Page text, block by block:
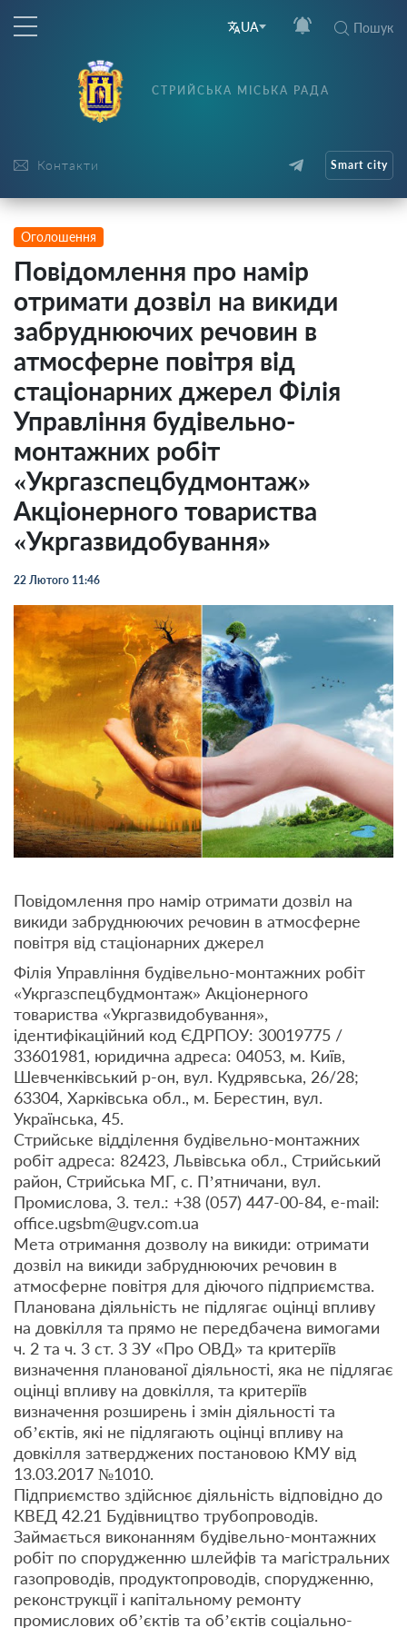
UA Пошук
Контакти
СТРИЙСЬКА МІСЬКА РАДА
Smart city
Оголошення
Повідомлення про намір
отримати дозвіл на викиди
забруднюючих речовин в
атмосферне повітря від
стаціонарних джерел Філія
Управління будівельно-
монтажних робіт
«Укргазспецбудмонтаж»
Акціонерного товариства
«Укргазвидобування»
22 Лютого 11:46
Повідомлення про намір отримати дозвіл на
викиди забруднюючих речовин в атмосферне
повітря від стаціонарних джерел
Філія Управління будівельно-монтажних робіт
«Укргазспецбудмонтаж» Акціонерного
товариства «Укргазвидобування»,
ідентифікаційний код ЄДРПОУ: 30019775 /
33601981, юридична адреса: 04053, м. Київ,
Шевченківський р-он, вул. Кудрявська, 26/28;
63304, Харківська обл., м. Берестин, вул.
Українська, 45.
Стрийське відділення будівельно-монтажних
робіт адреса: 82423, Львівська обл., Стрийський
район, Стрийська МГ, с. П’ятничани, вул.
Промислова, 3. тел.: +38 (057) 447-00-84, e-mail:
office.ugsbm@ugv.com.ua
Мета отримання дозволу на викиди: отримати
дозвіл на викиди забруднюючих речовин в
атмосферне повітря для діючого підприємства.
Планована діяльність не підлягає оцінці впливу
на довкілля та прямо не передбачена вимогами
ч. 2 та ч. 3 ст. 3 ЗУ «Про ОВД» та критеріїв
визначення планованої діяльності, яка не підлягає
оцінці впливу на довкілля, та критеріїв
визначення розширень і змін діяльності та
об’єктів, які не підлягають оцінці впливу на
довкілля затверджених постановою КМУ від
13.03.2017 №1010.
Підприємство здійснює діяльність відповідно до
КВЕД 42.21 Будівництво трубопроводів.
Займається виконанням будівельно-монтажних
робіт по спорудженню шлейфів та магістральних
газопроводів, продуктопроводів, спорудженню,
реконструкції і капітальному ремонту
промислових об’єктів та об’єктів соціально-